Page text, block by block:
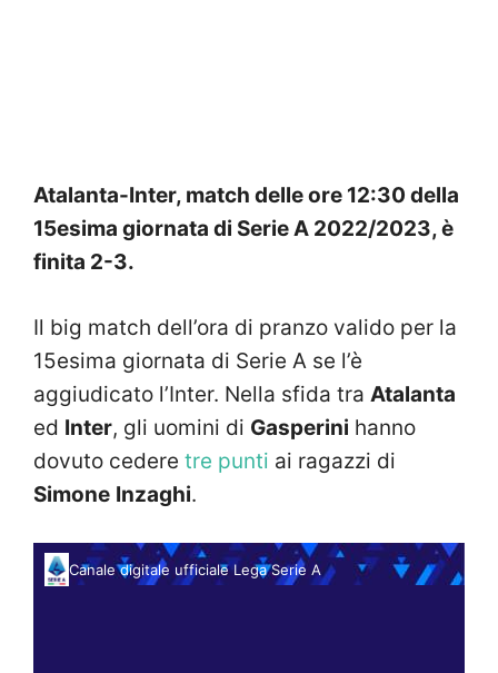
Atalanta-Inter, match delle ore 12:30 della
15esima giornata di Serie A 2022/2023, è
finita 2-3.
Il big match dell’ora di pranzo valido per la
15esima giornata di Serie A se l’è
aggiudicato l’Inter. Nella sfida tra Atalanta
ed Inter, gli uomini di Gasperini hanno
dovuto cedere tre punti ai ragazzi di
Simone Inzaghi.
Canale digitale ufficiale Lega Serie A